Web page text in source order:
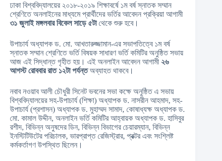
ঢাকা বিশ্ববিদ্যালয়ের ২০১৮-২০১৯ শিক্ষাবর্ষে ১ম বর্ষ স্নাতক সম্মান
শ্রেণিতে অনলাইনের মাধ্যমে প্রার্থীদের ভর্তির আবেদন প্রক্রিয়া আগামী
৩১ জুলাই মঙ্গলবার বিকেল সাড়ে ৫টাথেকে শুরু হবে।
উপাচার্য অধ্যাপক ড. মো. আখতারুজ্জামান-এর সভাপতিত্বে ১ম বর্ষ
স্নাতক সম্মান শ্রেণিতে ভর্তি বিষয়ক সাধারণ ভর্তি কমিটির অনুষ্ঠিত সভায়
আজ এই সিদ্ধান্ত গৃহীত হয়। এই অনলাইন আবেদন আগামী ২৬
আগস্ট রোববার রাত ১২টা পর্যন্তঅব্যাহত থাকবে।
নবাব নওয়াব আলী চৌধুরী সিনেট ভবনের সভা কক্ষে অনুষ্ঠিত এ সভায়
বিশ্ববিদ্যালয়ের সহ-উপাচার্য (শিক্ষা) অধ্যাপক ড. নাসরীন আহমাদ, সহ-
উপাচার্য (প্রশাসন) অধ্যাপক ড. মুহাম্মদ সামাদ, কোষাধ্যক্ষ অধ্যাপক ড.
মো. কামাল উদ্দীন, অনলাইন ভর্তি কমিটির আহ্বায়ক অধ্যাপক ড. হাসিবুর
রশীদ, বিভিন্ন অনুষদের ডিন, বিভিন্ন বিভাগের চেয়ারম্যান, বিভিন্ন
ইনস্টিটিউটের পরিচালক, ভারপ্রাপ্ত রেজিস্ট্রার, প্রক্টর এবং সংশ্লিষ্ট
কর্মকর্তাগণ উপস্থিত ছিলেন।